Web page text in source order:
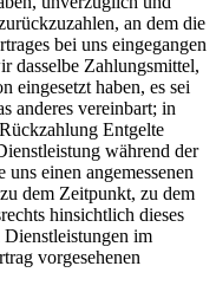
an dem die
bei uns eingegangen
dasselbe Zahlungsmittel,
eingesetzt haben, es sei
anderes vereinbart; in
Entgelte
während der
einen angemessenen
dem Zeitpunkt, zu dem
hinsichtlich dieses
Dienstleistungen im
vorgesehenen